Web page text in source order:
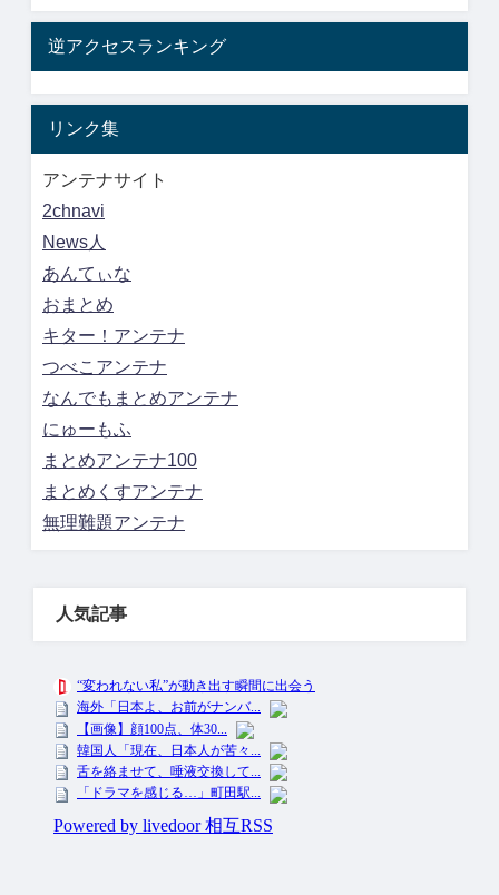
逆アクセスランキング
リンク集
アンテナサイト
2chnavi
News人
あんてぃな
おまとめ
キター！アンテナ
つべこアンテナ
なんでもまとめアンテナ
にゅーもふ
まとめアンテナ100
まとめくすアンテナ
無理難題アンテナ
人気記事